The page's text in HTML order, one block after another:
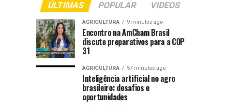
ÚLTIMAS POPULAR VIDEOS
AGRICULTURA 9 minutos ago
Encontro na AmCham Brasil
discute preparativos para a COP
31
AGRICULTURA 57 minutos ago
Inteligência artificial no agro
brasileiro: desafios e
oportunidades